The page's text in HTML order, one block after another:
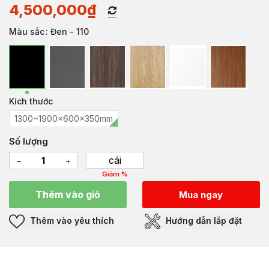
4,500,000₫
Màu sắc: Đen - 110
Kích thước
1300~1900x600x350mm
Số lượng
cái
Giảm %
Thêm vào giỏ Mua ngay
Thêm vào yêu thích Hướng dẫn lắp đặt